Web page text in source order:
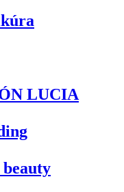
LUCIA